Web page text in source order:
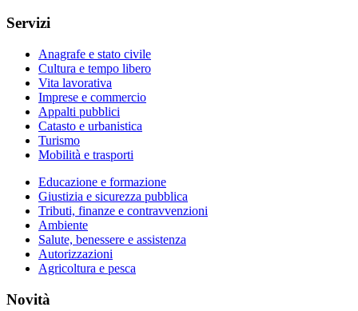
Servizi
Anagrafe e stato civile
Cultura e tempo libero
Vita lavorativa
Imprese e commercio
Appalti pubblici
Catasto e urbanistica
Turismo
Mobilità e trasporti
Educazione e formazione
Giustizia e sicurezza pubblica
Tributi, finanze e contravvenzioni
Ambiente
Salute, benessere e assistenza
Autorizzazioni
Agricoltura e pesca
Novità